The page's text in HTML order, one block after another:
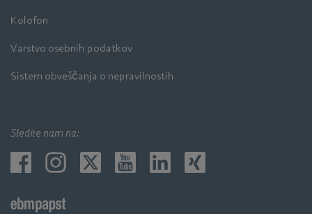
Kolofon
Varstvo osebnih podatkov
Sistem obveščanja o nepravilnostih
Sledite nam na: